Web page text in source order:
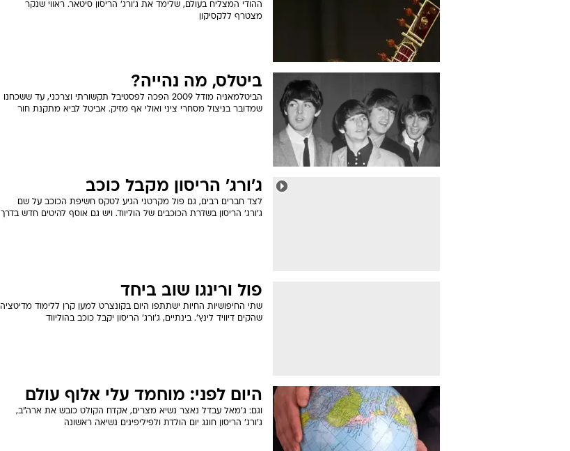
ההודי המצליח בעולם, שלימד את ג'ורג' הריסון סיטאר. ראווי שנקר
מצטרף ללקסיקון
ביטלס, מה נהייה?
הביטלמאניה מודל 2009 הפכה לפסטיבל תקשורתי וצרכני, עד ששכחנו
שמדובר בניצול מסחרי ציני ואולי אף מזיק. אביטל לביא מתקנת חור
ג'ורג' הריסון מקבל כוכב
לצד חברים רבים, גם פול מקרטני הגיע לטקס חשיפת הכוכב על שם
ג'ורג' הריסון בשדרת הכוכבים של הוליווד. ויש גם אוסף להיטים חדש בדרך
פול ורינגו שוב ביחד
שתי החיפושיות החיות ישתתפו היום בקונצרט למען קרן ללימוד מדיטציה
שהקים דיוויד לינץ'. בינתיים, ג'ורג' הריסון יקבל כוכב בהוליווד
היום לפני: מוחמד עלי אלוף עולם
וגם: ג'מאל עבדל נאצר נשיא מצרים, אקדח הקולט כובש את ארה"ב,
ג'ורג' הריסון חוגג יום הולדת ולפיליפינים נשיאה ראשונה